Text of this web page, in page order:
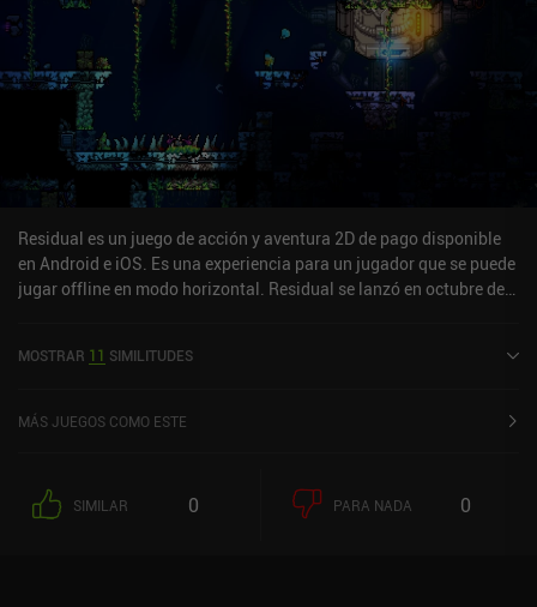
Residual es un juego de acción y aventura 2D de pago disponible
en Android e iOS. Es una experiencia para un jugador que se puede
jugar offline en modo horizontal. Residual se lanzó en octubre de
MOSTRAR 11 SIMILITUDES
MÁS JUEGOS COMO ESTE
SIMILAR 0 PARA NADA 0